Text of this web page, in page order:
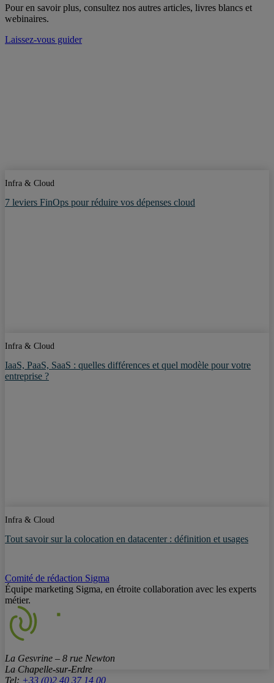
Pour en savoir plus, consultez nos autres articles, livres blancs et
webinaires.
Laissez-vous guider
Infra & Cloud
7 leviers FinOps pour réduire vos dépenses cloud
Infra & Cloud
IaaS, PaaS, SaaS : quelles différences et quel modèle pour votre
entreprise ?
Infra & Cloud
Tout savoir sur la colocation en datacenter : définition et usages
Comité de rédaction Sigma
Équipe marketing Sigma, en étroite collaboration avec les experts
métier.
La Gesvrine – 8 rue Newton
La Chapelle-sur-Erdre
Tel: +33 (0)2 40 37 14 00